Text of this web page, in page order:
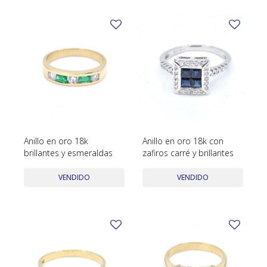
Anillo en oro 18k
brillantes y esmeraldas
VENDIDO
Anillo en oro 18k con
zafiros carré y brillantes
VENDIDO